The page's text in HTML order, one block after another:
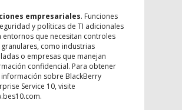
empresariales. Funciones
y políticas de TI adicionales
entornos que necesitan controles
granulares, como industrias
o empresas que manejan
confidencial. Para obtener
información sobre BlackBerry
Service 10, visite